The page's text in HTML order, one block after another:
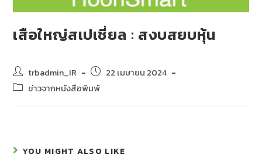
เสือใหญ่สเปเชี่ยล : สงบสยบหุ้น
trbadmin_IR
22 เมษายน 2024
ข่าวจากหนังสือพิมพ์
YOU MIGHT ALSO LIKE